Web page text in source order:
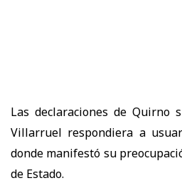
Las declaraciones de Quirno
Villarruel respondiera a
donde manifestó su
de Estado.